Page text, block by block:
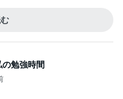
の勉強時間